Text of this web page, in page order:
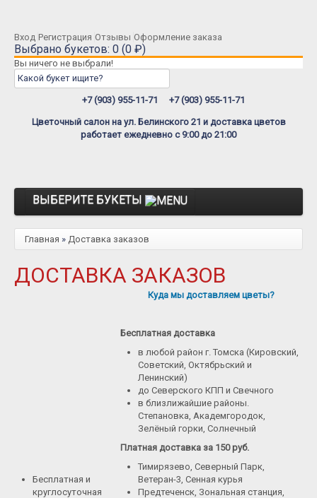
Вход Регистрация Отзывы Оформление заказа
Выбрано букетов: 0 (0 ₽)
Вы ничего не выбрали!
+7 (903) 955-11-71 +7 (903) 955-11-71
Цветочный салон на ул. Белинского 21 и доставка цветов
работает ежедневно с 9:00 до 21:00
ВЫБЕРИТЕ БУКЕТЫ
Розы
Розы Эквадор
Розы Французские
Розы Поштучно
Букеты из ирисов
Букеты из лилий
Главная » Доставка заказов
ДОСТАВКА ЗАКАЗОВ
Бесплатная и
круглосуточная
Куда мы доставляем цветы?
Бесплатная доставка
в любой район г. Томска (Кировский,
Советский, Октябрьский и
Ленинский)
до Северского КПП и Свечного
в близлижайшие районы.
Степановка, Академгородок,
Зелёный горки, Солнечный
Платная доставка за 150 руб.
Тимирязево, Северный Парк,
Ветеран-3, Сенная курья
Предтеченск, Зональная станция,